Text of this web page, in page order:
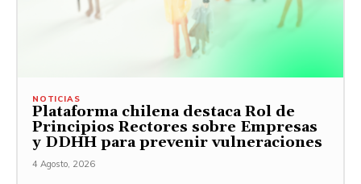
NOTICIAS
Plataforma chilena destaca Rol de
Principios Rectores sobre Empresas
y DDHH para prevenir vulneraciones
4 Agosto, 2026